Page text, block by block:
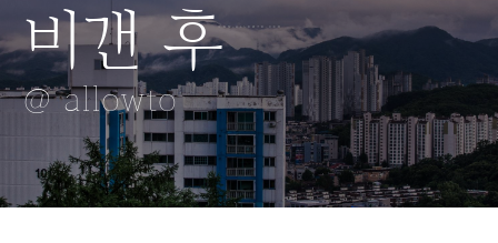
비갠 후
@ allowto
따뜻한 티
@ allowto
스튜디오
@ allowto
안개꽃
@ allowto
잠자리
@ allowto